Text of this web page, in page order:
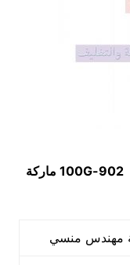
902-100G
ماركة